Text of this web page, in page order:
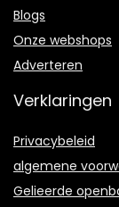
Blogs
Onze webshops
Adverteren
Verklaringen
Privacybeleid
algemene
Gelieerde